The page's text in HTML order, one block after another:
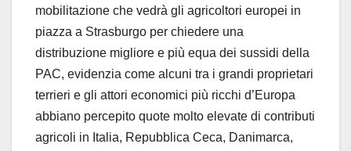
mobilitazione che vedrà gli agricoltori europei in
piazza a Strasburgo per chiedere una
distribuzione migliore e più equa dei sussidi della
PAC, evidenzia come alcuni tra i grandi proprietari
terrieri e gli attori economici più ricchi d’Europa
abbiano percepito quote molto elevate di contributi
agricoli in Italia, Repubblica Ceca, Danimarca,